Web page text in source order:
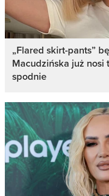
„Flared skirt-pants”
Macudzińska już nosi
spodnie